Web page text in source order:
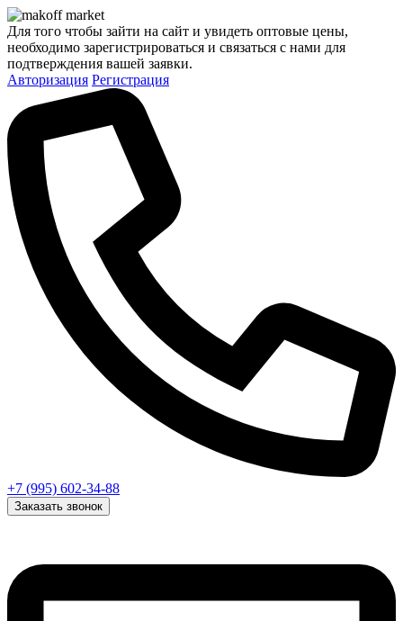
Для того чтобы зайти на сайт и увидеть оптовые цены,
необходимо зарегистрироваться и связаться с нами для
подтверждения вашей заявки.
Авторизация Регистрация
+7 (995) 602-34-88
Заказать звонок